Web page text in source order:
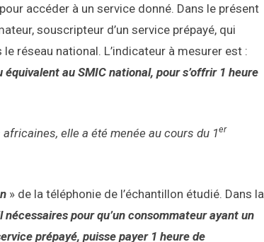
accéder à un service donné. Dans le présent
souscripteur d’un service prépayé, qui
réseau national. L’indicateur à mesurer est :
au SMIC national, pour s’offrir 1 heure
elle a été menée au cours du 1er
» de la téléphonie de l’échantillon étudié. Dans la
nécessaires pour qu’un consommateur ayant un
prépayé, puisse payer 1 heure de